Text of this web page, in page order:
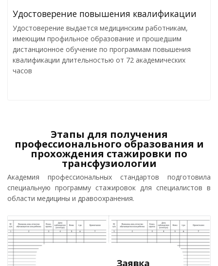
Удостоверение повышения квалификации
Удостоверение выдается медицинским работникам,
имеющим профильное образование и прошедшим
дистанционное обучение по программам повышения
квалификации длительностью от 72 академических
часов
Этапы для получения
профессионального образования и
прохождения стажировки по
трансфузиологии
Академия профессиональных стандартов подготовила
специальную программу стажировок для специалистов в
области медицины и дравоохранения.